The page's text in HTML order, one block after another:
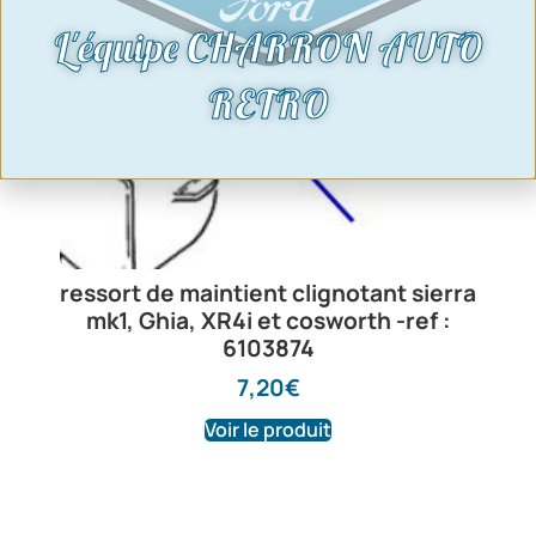
ressort de maintient clignotant sierra
mk1, Ghia, XR4i et cosworth -ref :
6103874
7,20€
Voir le produit
L'équipe CHARRON AUTO
RETRO